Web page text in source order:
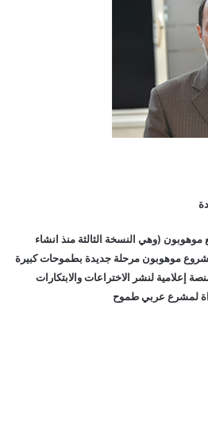
(وهي النسخة الثالثة منذ انشاء
2007) يدخل مشروع موهوبون مرحلة جديدة بطموحات كبيرة
إعلامية لنشر الاختراعات والابتكارات
لمشرع عربي طموح